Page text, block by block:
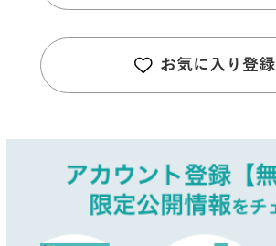
お気に入り登録